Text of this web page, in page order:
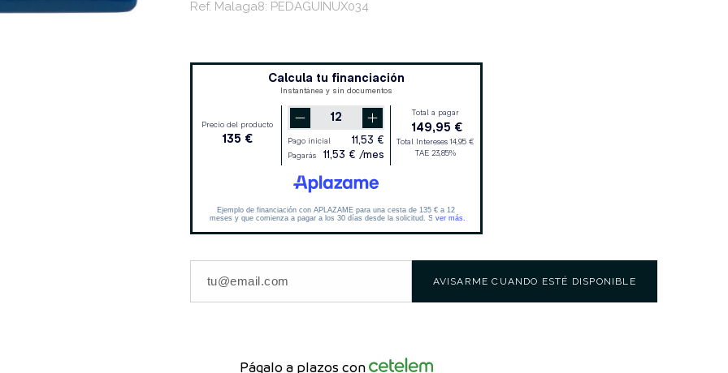
Ref. Malaga8: PEDAGUINUX034
AVISARME CUANDO ESTÉ DISPONIBLE
Págalo a plazos con